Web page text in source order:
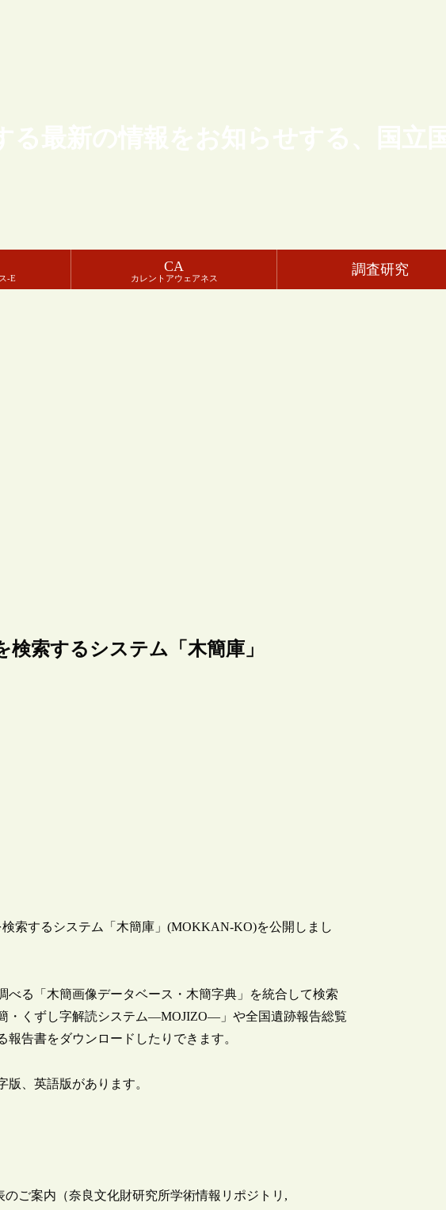
る最新の情報をお知らせする、国立
-E
CA
カレントアウェアネス
調査研究
索するシステム「木簡庫」
索するシステム「木簡庫」(MOKKAN-KO)を公開しまし
る「木簡画像データベース・木簡字典」を統合して検索
・くずし字解読システム―MOJIZO―」や全国遺跡報告総覧
告書をダウンロードしたりできます。
、英語版があります。
ご案内（奈良文化財研究所学術情報リポジトリ,